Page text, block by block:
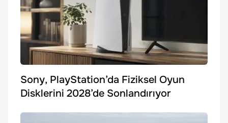
Sony, PlayStation’da Fiziksel Oyun
Disklerini 2028’de Sonlandırıyor